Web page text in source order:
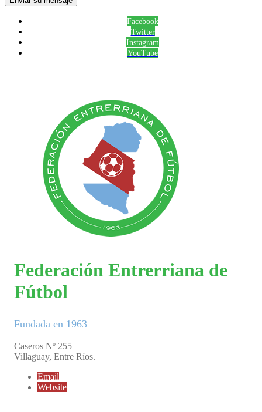
Facebook
Twitter
Instagram
YouTube
Federación Entrerriana de
Fútbol
Fundada en 1963
Caseros Nº 255
Villaguay, Entre Ríos.
Email
Website